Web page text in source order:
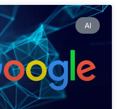
AI